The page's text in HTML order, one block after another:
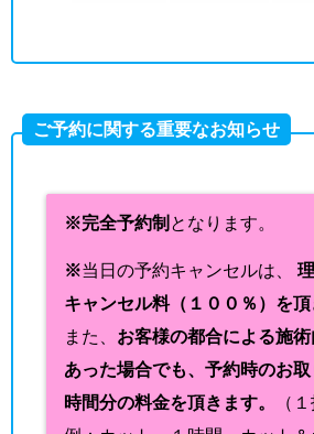
ご予約に関する重要なお知らせ
※完全予約制 となります。
※当日の予約キャンセルは、
キャンセル料（１００％）を頂
また、 お客様の都合による施
あった場合でも、予約時のお
時間分の料金を頂きます。
（